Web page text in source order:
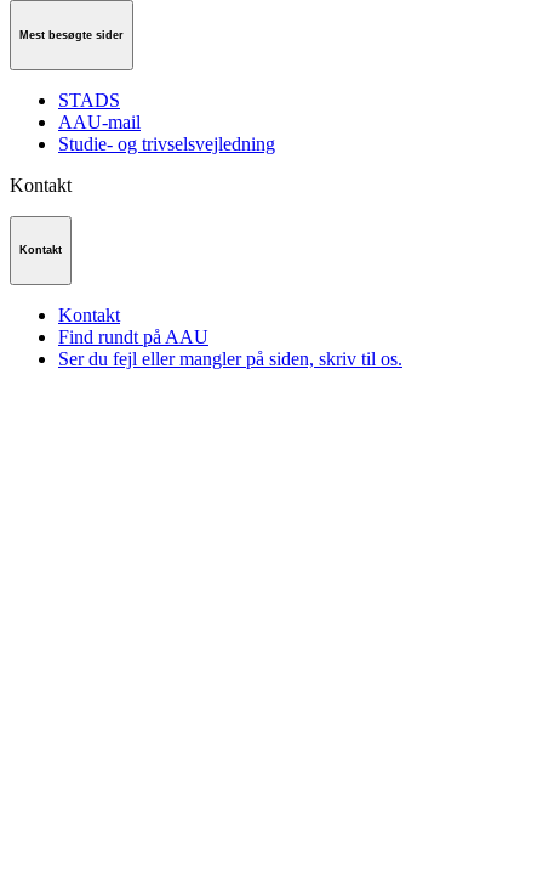
Mest besøgte sider
STADS
AAU-mail
Studie- og trivselsvejledning
Kontakt
Kontakt
Kontakt
Find rundt på AAU
Ser du fejl eller mangler på siden, skriv til os.